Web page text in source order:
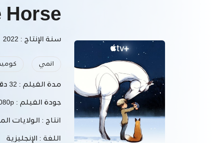
Horse
سنة الإنتاج : 2022
انمي
مدة الفيلم : 32 دقيقة
جودة الفيلم :
انتاج : الولايات
اللغة : الإنجليزية